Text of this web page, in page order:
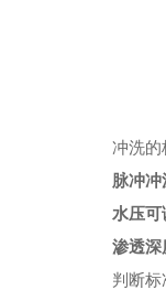
冲洗
脉冲
水压可
渗透深
判断标